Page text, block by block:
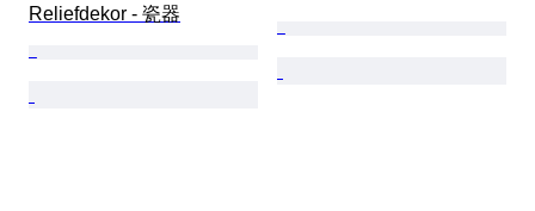
Reliefdekor - 瓷器